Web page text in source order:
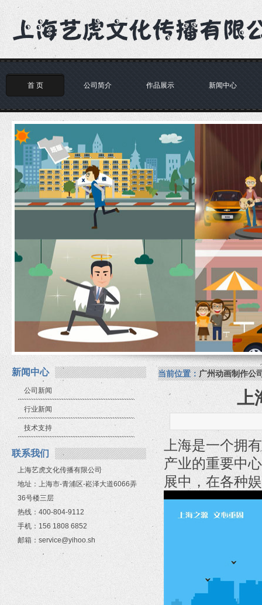
首 页 公司简介 作品展示 新闻中心
新闻中心
公司新闻
行业新闻
技术支持
联系我们
上海艺虎文化传播有限公司
地址：上海市-青浦区-崧泽大道6066弄
36号楼三层
热线：400-804-9112
手机：156 1808 6852
邮箱：service@yihoo.sh
当前位置：广州动画制作公
上
上海是一个拥
产业的重要中
展中，在各种